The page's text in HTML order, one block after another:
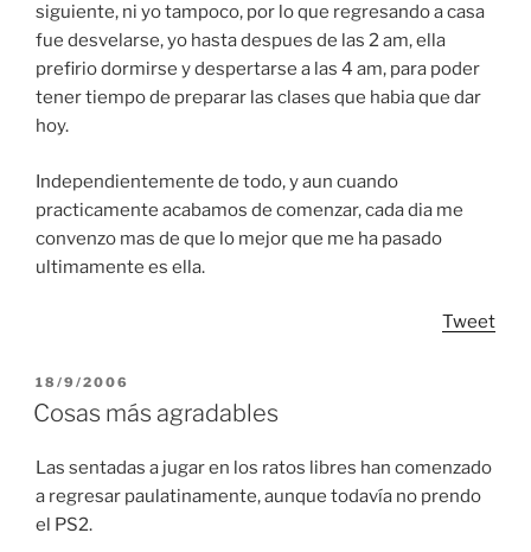
siguiente, ni yo tampoco, por lo que regresando a casa
fue desvelarse, yo hasta despues de las 2 am, ella
prefirio dormirse y despertarse a las 4 am, para poder
tener tiempo de preparar las clases que habia que dar
hoy.
Independientemente de todo, y aun cuando
practicamente acabamos de comenzar, cada dia me
convenzo mas de que lo mejor que me ha pasado
ultimamente es ella.
Tweet
POSTED
ON
18/9/2006
Cosas más agradables
Las sentadas a jugar en los ratos libres han comenzado
a regresar paulatinamente, aunque todavía no prendo
el PS2.